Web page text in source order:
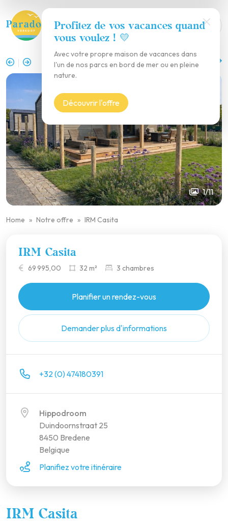
Retour à l'aperçu
1/11
Home Notre offre IRM Casita
IRM Casita
IRM Casita
69 995,00 32 m² 3 chambres
Planifier un rendez-vous
Demander plus d'informations
+32 (0) 474180391
Hippodroom
Duindoornstraat 25
8450 Bredene
Belgique
Planifiez votre itinéraire
Profitez de vos vacances quand
vous voulez ! 💛
Avec votre propre maison de vacances dans
l'un de nos parcs en bord de mer ou en pleine
nature.
Découvrir l'offre